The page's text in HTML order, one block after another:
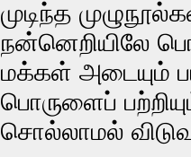
முடிந்த
நன்னெறியிலே
மக்கள்‌ அடையும்‌
பொருளைப்‌
சொல்லாமல்‌